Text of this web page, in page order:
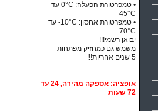
• טמפרטורת הפעלה: ‏0°C עד
45°C
• טמפרטורת אחסון:‏ 10°C- עד
70°C
יבואן רשמי!!!
משמש גם כמחזיק מפתחות
5 שנים אחריות!!!
אופציה: אספקה מהירה, 24 עד
72 שעות